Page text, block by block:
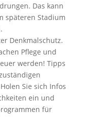
Das kann
späteren Stadium
Denkmalschutz.
Pflege und
werden! Tipps
Sie sich Infos
ein und
für